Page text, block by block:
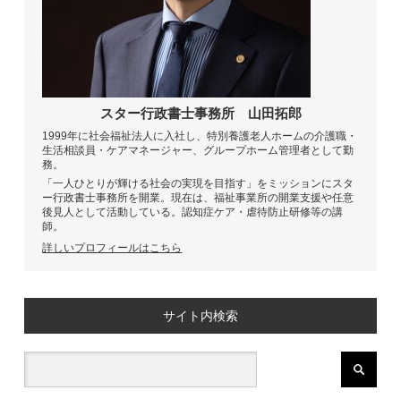
スター行政書士事務所山田拓郎
1999年に社会福祉法人に入社し、特別養護老人ホームの介護職・
生活相談員・ケアマネージャー、グループホーム管理者として勤
務。
「一人ひとりが輝ける社会の実現を目指す」をミッションにスタ
ー行政書士事務所を開業。現在は、福祉事業所の開業支援や任意
後見人として活動している。認知症ケア・虐待防止研修等の講
師。
詳しいプロフィールはこちら
サイト内検索